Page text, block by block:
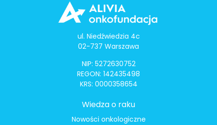
ul. Niedźwiedzia 4c
02-737 Warszawa
NIP: 5272630752
REGON: 142435498
KRS: 0000358654
Wiedza o raku
Nowości onkologiczne